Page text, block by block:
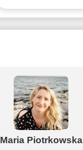
Maria Piotrkowska